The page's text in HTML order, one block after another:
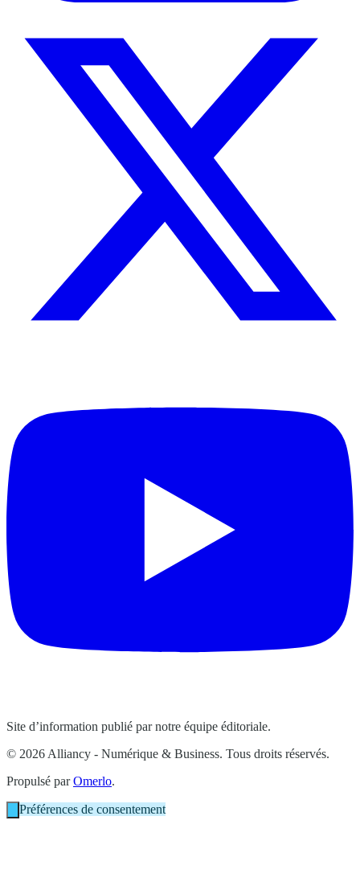
Site d’information publié par notre équipe éditoriale.
© 2026 Alliancy - Numérique & Business. Tous droits réservés.
Propulsé parOmerlo.
Préférences de consentement